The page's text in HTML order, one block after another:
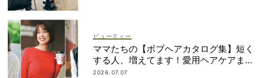
ビューティー
ママたちの【ボブヘアカタログ集】短く
する人、増えてます！愛用ヘアケアまで
全部見せ
2026.07.07